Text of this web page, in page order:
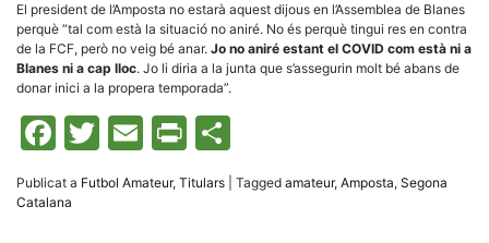
El president de l’Amposta no estarà aquest dijous en l’Assemblea de Blanes
perquè “tal com està la situació no aniré. No és perquè tingui res en contra
de la FCF, però no veig bé anar. Jo no aniré estant el COVID com està ni a
Blanes ni a cap lloc. Jo li diria a la junta que s’assegurin molt bé abans de
donar inici a la propera temporada”.
Facebook
Twitter
Email
Print
Publicat a Futbol Amateur, Titulars Tagged amateur, Amposta, Segona
Catalana
Experiència
d'usuari
Alguns
components
lloc funcioni tan